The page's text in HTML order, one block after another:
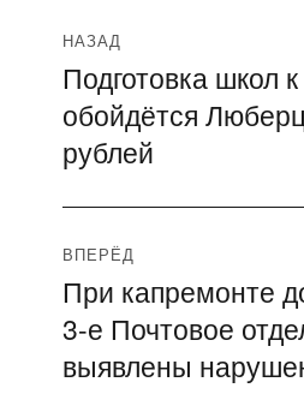
Навигация
по
записям
НАЗАД
Предыдущая
запись:
Подготовка школ
обойдётся
рублей
ВПЕРЁД
Следующая
запись:
При капремонте
3-е Почтовое
выявлены